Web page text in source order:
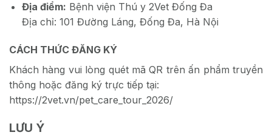
Địa điểm: Bệnh viện Thú y 2Vet Đống Đa
Địa chỉ: 101 Đường Láng, Đống Đa, Hà Nội
CÁCH THỨC ĐĂNG KÝ
Khách hàng vui lòng quét mã QR trên ấn phẩm truyền
thông hoặc đăng ký trực tiếp tại:
https://2vet.vn/pet_care_tour_2026/
LƯU Ý